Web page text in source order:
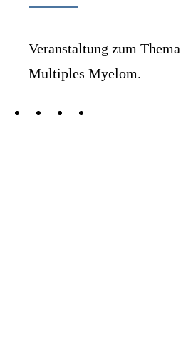
Veranstaltung zum Thema
Multiples Myelom.